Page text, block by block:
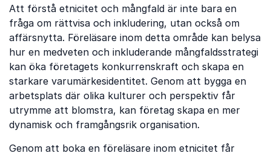
Att förstå etnicitet och mångfald är inte bara en
fråga om rättvisa och inkludering, utan också om
affärsnytta. Föreläsare inom detta område kan belysa
hur en medveten och inkluderande mångfaldsstrategi
kan öka företagets konkurrenskraft och skapa en
starkare varumärkesidentitet. Genom att bygga en
arbetsplats där olika kulturer och perspektiv får
utrymme att blomstra, kan företag skapa en mer
dynamisk och framgångsrik organisation.
Genom att boka en föreläsare inom etnicitet får